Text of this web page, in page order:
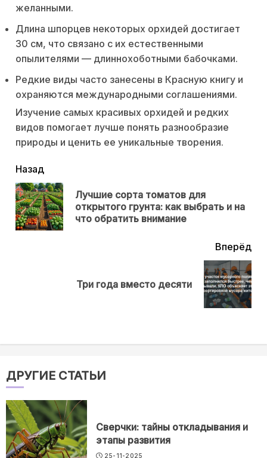
желанными.
Длина шпорцев некоторых орхидей достигает
30 см, что связано с их естественными
опылителями — длиннохоботными бабочками.
Редкие виды часто занесены в Красную книгу и
охраняются международными соглашениями.
Изучение самых красивых орхидей и редких
видов помогает лучше понять разнообразие
природы и ценить ее уникальные творения.
читать
еще
Назад
Лучшие сорта томатов для
открытого грунта: как выбрать и на
что обратить внимание
Вперёд
Три года вместо десяти
ДРУГИЕ СТАТЬИ
Сверчки: тайны откладывания и
этапы развития
25-11-2025